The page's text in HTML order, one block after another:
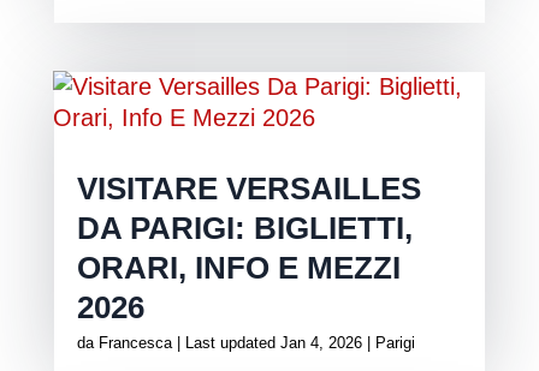
VISITARE VERSAILLES
DA PARIGI: BIGLIETTI,
ORARI, INFO E MEZZI
2026
da Francesca| Last updated Jan 4, 2026| Parigi